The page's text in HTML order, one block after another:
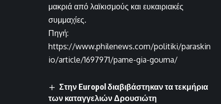
μακριά από λαϊκισμούς και ευκαιριακές
συμμαχίες.
Πηγή:
https://www.philenews.com/politiki/paraskin
io/article/1697971/pame-gia-gouma/
Στην Europol διαβιβάστηκαν τα τεκμήρια
των καταγγελιών Δρουσιώτη